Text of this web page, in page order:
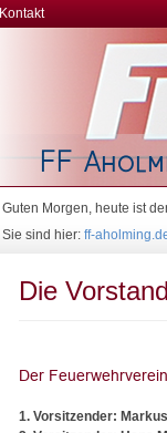
Kontakt
Guten Morgen, heute ist
Sie sind hier: ff-
Die
1. Vorsitzender: